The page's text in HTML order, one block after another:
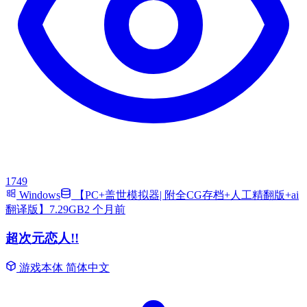
1749
Windows
【PC+盖世模拟器| 附全CG存档+人工精翻版+ai
翻译版】7.29GB2 个月前
超次元恋人!!
游戏本体 简体中文